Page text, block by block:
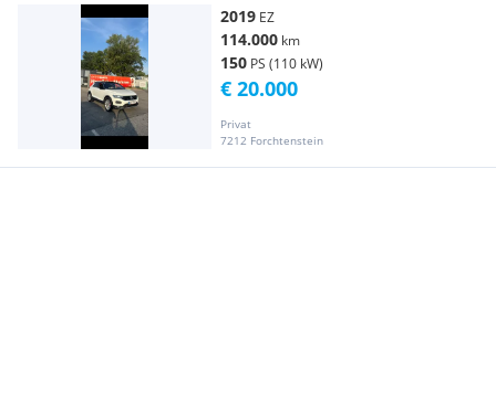
2019 EZ
114.000 km
150 PS (110 kW)
Privat
7212 Forchtenstein
€ 20.000